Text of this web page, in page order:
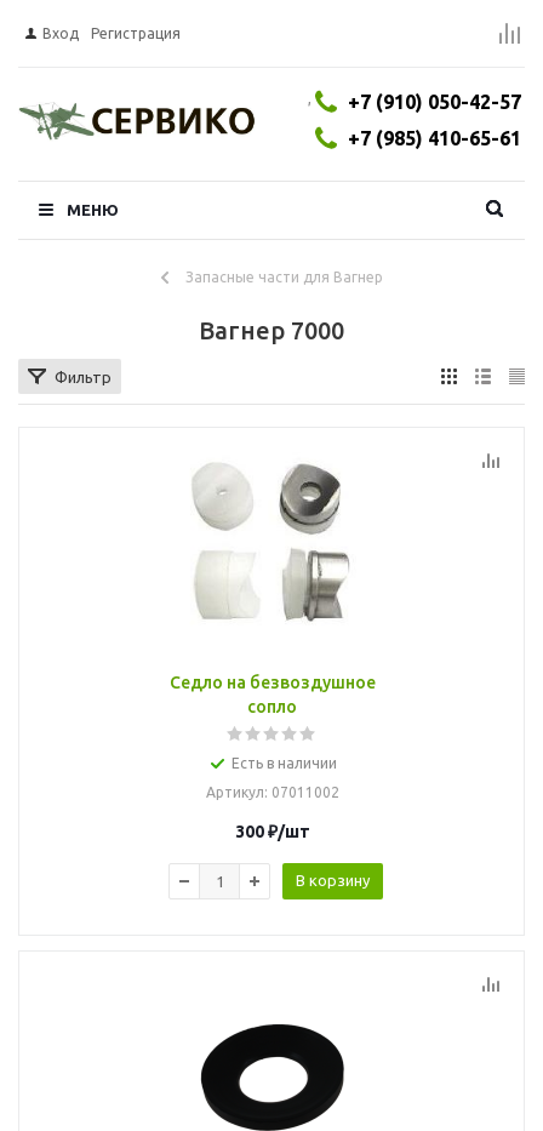
Вход Регистрация
+7 (910) 050-42-57
,
+7 (985) 410-65-61
МЕНЮ
Запасные части для Вагнер
Вагнер 7000
Фильтр
Седло на безвоздушное
сопло
Есть в наличии
Артикул: 07011002
300₽/шт
В корзину